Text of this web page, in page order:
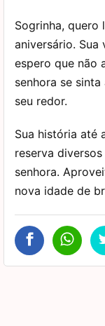
Sogrinha, quero
aniversário. Sua
espero que não
senhora se
seu redor.
Sua história até
reserva
senhora.
nova idade de